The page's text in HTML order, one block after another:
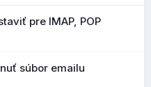
kontaktu
na podozrivé
pre IMAP, POP
súbor emailu